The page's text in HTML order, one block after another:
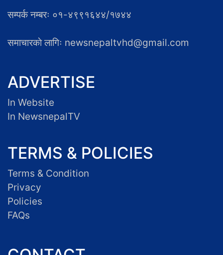
सम्पर्क नम्बरः ०१-४९९१६४४/१७४४
समाचारकाे लागिः newsnepaltvhd@gmail.com
ADVERTISE
In Website
In NewsnepalTV
TERMS & POLICIES
Terms & Condition
Privacy
Policies
FAQs